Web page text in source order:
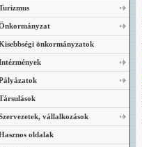
önkormányzatok
vállalkozások
oldalak